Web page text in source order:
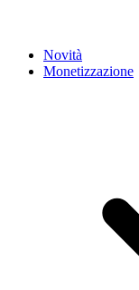
Novità
Monetizzazione